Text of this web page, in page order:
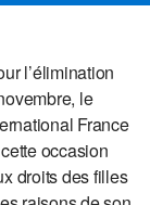
l’élimination
le
France
occasion
droits des filles